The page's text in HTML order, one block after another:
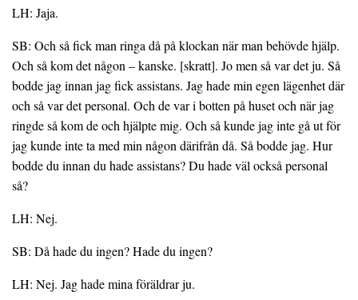
LH: Jaja.
SB: Och så fick man ringa då på klockan när man behövde hjälp.
Och så kom det någon – kanske. [skratt]. Jo men så var det ju. Så
bodde jag innan jag fick assistans. Jag hade min egen lägenhet där
och så var det personal. Och de var i botten på huset och när jag
ringde så kom de och hjälpte mig. Och så kunde jag inte gå ut för
jag kunde inte ta med min någon därifrån då. Så bodde jag. Hur
bodde du innan du hade assistans? Du hade väl också personal
så?
LH: Nej.
SB: Då hade du ingen? Hade du ingen?
LH: Nej. Jag hade mina föräldrar ju.